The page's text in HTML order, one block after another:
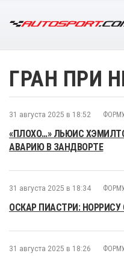
ГРАН ПРИ
31 августа 2025 в 18:52
«ПЛОХО…» ЛЬЮИС
АВАРИЮ В ЗАНДВОРТЕ
31 августа 2025 в 18:34
ОСКАР ПИАСТРИ:
31 августа 2025 в 18:26